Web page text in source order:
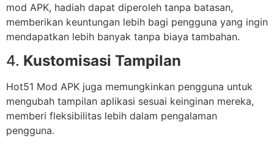
mod APK, hadiah dapat diperoleh tanpa batasan,
memberikan keuntungan lebih bagi pengguna yang ingin
mendapatkan lebih banyak tanpa biaya tambahan.
4. Kustomisasi Tampilan
Hot51 Mod APK juga memungkinkan pengguna untuk
mengubah tampilan aplikasi sesuai keinginan mereka,
memberi fleksibilitas lebih dalam pengalaman
pengguna.